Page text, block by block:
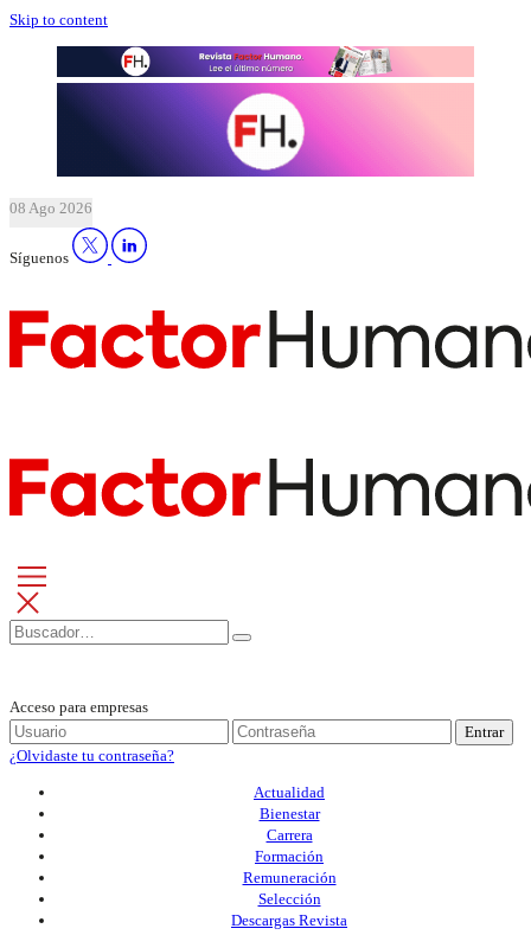
Skip to content
08 Ago 2026
Síguenos
Acceso para empresas
Entrar
¿Olvidaste tu contraseña?
Actualidad
Bienestar
Carrera
Formación
Remuneración
Selección
Descargas Revista